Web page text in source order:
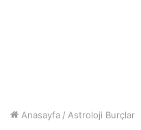
Anasayfa / Astroloji Burçlar